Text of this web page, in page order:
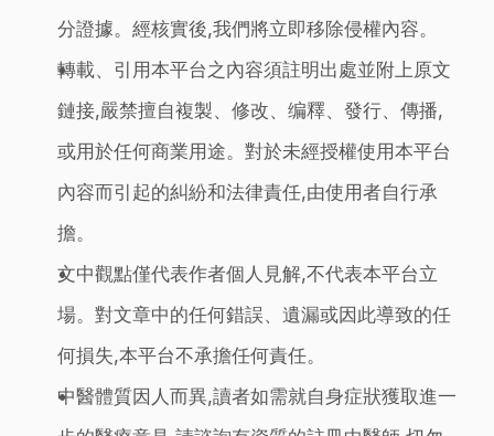
分證據。經核實後,我們將立即移除侵權內容。
轉載、引用本平台之內容須註明出處並附上原文
鏈接,嚴禁擅自複製、修改、编釋、發行、傳播,
或用於任何商業用途。對於未經授權使用本平台
內容而引起的糾紛和法律責任,由使用者自行承
擔。
文中觀點僅代表作者個人見解,不代表本平台立
場。對文章中的任何錯誤、遺漏或因此導致的任
何損失,本平台不承擔任何責任。
中醫體質因人而異,讀者如需就自身症狀獲取進一